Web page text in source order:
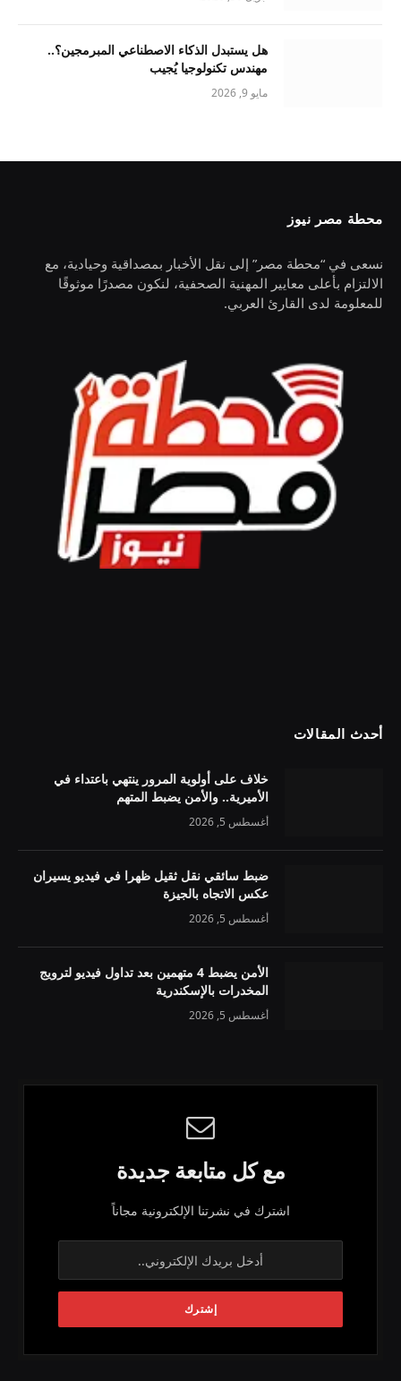
هل يستبدل الذكاء الاصطناعي المبرمجين؟..
مهندس تكنولوجيا يُجيب
مايو 9, 2026
محطة مصر نيوز
نسعى في “محطة مصر” إلى نقل الأخبار بمصداقية وحيادية، مع
الالتزام بأعلى معايير المهنية الصحفية، لنكون مصدرًا موثوقًا
للمعلومة لدى القارئ العربي.
أحدث المقالات
خلاف على أولوية المرور ينتهي باعتداء في
الأميرية.. والأمن يضبط المتهم
أغسطس 5, 2026
ضبط سائقي نقل ثقيل ظهرا في فيديو يسيران
عكس الاتجاه بالجيزة
أغسطس 5, 2026
الأمن يضبط 4 متهمين بعد تداول فيديو لترويج
المخدرات بالإسكندرية
أغسطس 5, 2026
مع كل متابعة جديدة
اشترك في نشرتنا الإلكترونية مجاناً